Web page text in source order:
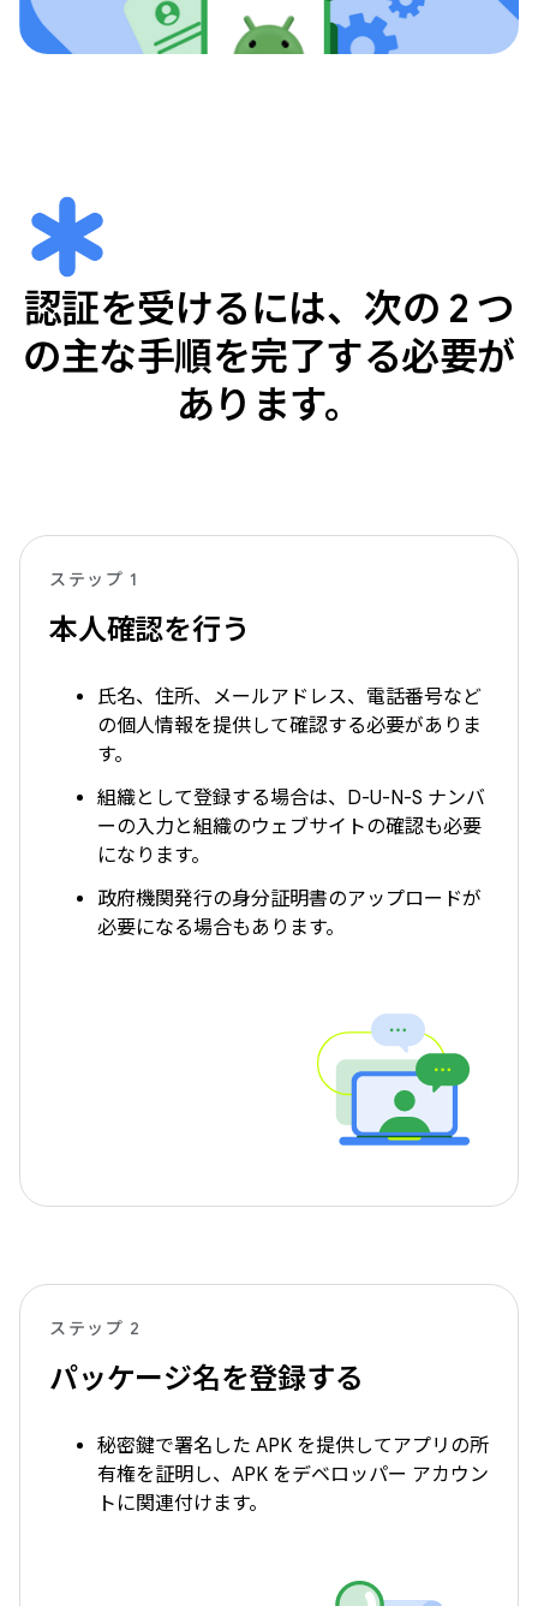
認証を受けるには、次の 2 つ
の主な手順を完了する必要が
あります。
ステップ 1
本人確認を行う
氏名、住所、メールアドレス、電話番号など
の個人情報を提供して確認する必要がありま
す。
組織として登録する場合は、D-U-N-S ナンバ
ーの入力と組織のウェブサイトの確認も必要
になります。
政府機関発行の身分証明書のアップロードが
必要になる場合もあります。
ステップ 2
パッケージ名を登録する
秘密鍵で署名した APK を提供してアプリの所
有権を証明し、APK をデベロッパー アカウン
トに関連付けます。